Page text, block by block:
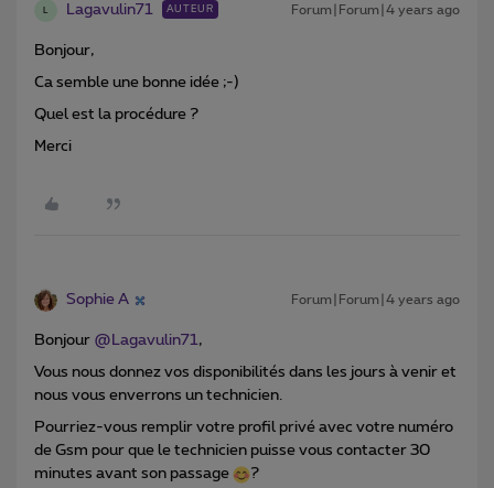
Lagavulin71 AUTEUR Forum|Forum|4 years ago
Bonjour,
Ca semble une bonne idée ;-)
Quel est la procédure ?
Merci
Sophie A Forum|Forum|4 years ago
Bonjour @Lagavulin71,
Vous nous donnez vos disponibilités dans les jours à venir et
nous vous enverrons un technicien.
Pourriez-vous remplir votre profil privé avec votre numéro
de Gsm pour que le technicien puisse vous contacter 30
minutes avant son passage
?